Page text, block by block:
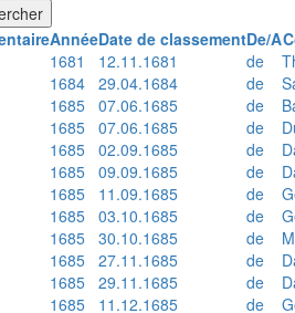
AnnéeDate de classementDe/A
1681 12.11.1681 de
1684 29.04.1684 de
1685 07.06.1685 de
1685 07.06.1685 de
1685 02.09.1685 de
1685 09.09.1685 de
1685 11.09.1685 de
1685 03.10.1685 de
1685 30.10.1685 de
1685 27.11.1685 de
1685 29.11.1685 de
1685 11.12.1685 de